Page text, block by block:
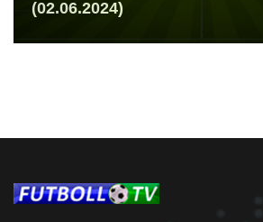
(02.06.2024)